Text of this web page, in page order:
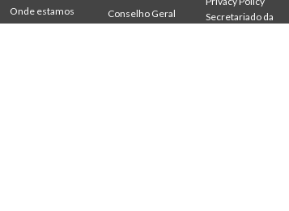
Onde estamos
Conselho Geral
Secretariado da